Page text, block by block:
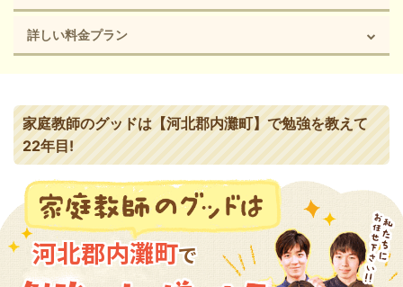
詳しい料金プラン
家庭教師のグッドは【河北郡内灘町】で勉強を教えて
22年目!
河北郡内灘町で